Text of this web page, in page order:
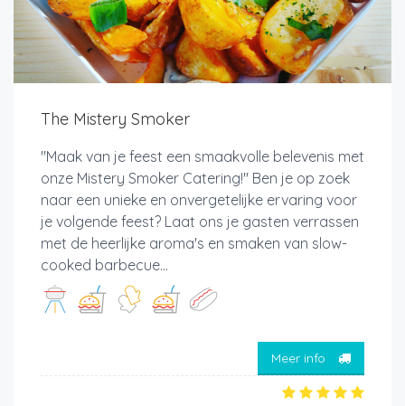
The Mistery Smoker
"Maak van je feest een smaakvolle belevenis met
onze Mistery Smoker Catering!" Ben je op zoek
naar een unieke en onvergetelijke ervaring voor
je volgende feest? Laat ons je gasten verrassen
met de heerlijke aroma's en smaken van slow-
cooked barbecue...
Meer info